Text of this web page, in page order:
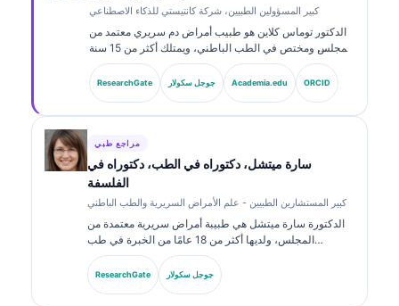
كبير المسؤولين الطبيين، شركة كانتيستي للذكاء الاصطناعي
الدكتور توماس كلاين هو طبيب أمراض دم سريري معتمد من
المجلس ومختص في الطب الباطني، ويمتلك أكثر من 15 سنة
من الخبرة في طب المختبرات والتحليل السريري المدعوم
بالذكاء الاصطناعي. بصفته كبير المسؤولين الطبيين في
Kantesti AI، يوفّر الإشراف السريري على دقة المعلومات
ResearchGate جوجل سكولار Academia.edu ORCID
مراجع طبي
سارة ميتشل، دكتوراه في الطب، دكتوراه في
الفلسفة
كبير المستشارين الطبيين - علم الأمراض السريرية والطب الباطني
الدكتورة سارة ميتشل هي طبيبة أمراض سريرية معتمدة من
المجلس، ولديها أكثر من 18 عامًا من الخبرة في طب
المختبرات والتحليل التشخيصي. تحمل شهادات تخصصية في
الكيمياء السريرية، ونشرت على نطاق واسع حول لوحات
ResearchGate جوجل سكولار